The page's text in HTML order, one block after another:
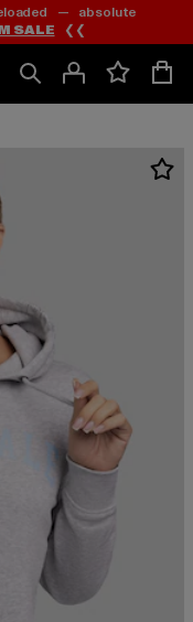
— absolute
SALE ❮❮